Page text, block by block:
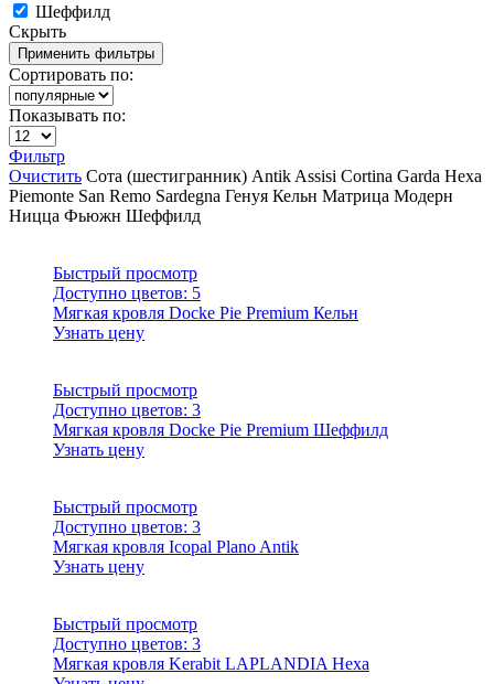
Шеффилд
Скрыть
Сортировать по:
Показывать по:
Фильтр
Очистить Сота (шестигранник) Antik Assisi Cortina Garda Hexa
Piemonte San Remo Sardegna Генуя Кельн Матрица Модерн
Ницца Фьюжн Шеффилд
Быстрый просмотр
Доступно цветов: 5
Мягкая кровля Docke Pie Premium Кельн
Узнать цену
Быстрый просмотр
Доступно цветов: 3
Мягкая кровля Docke Pie Premium Шеффилд
Узнать цену
Быстрый просмотр
Доступно цветов: 3
Мягкая кровля Icopal Plano Antik
Узнать цену
Быстрый просмотр
Доступно цветов: 3
Мягкая кровля Kerabit LAPLANDIA Hexa